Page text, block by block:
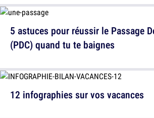
12 infographies sur vos vacances
5 astuces pour réussir le Passage
(PDC) quand tu te baignes